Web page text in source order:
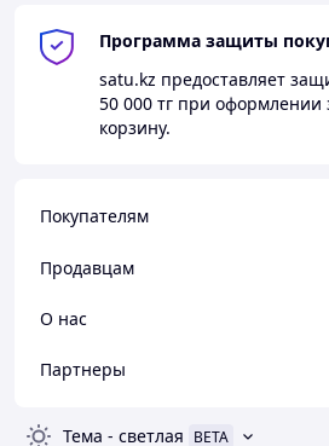
Программа защиты
satu.kz предоставляет
50 000 тг при оформлении
корзину.
Покупателям
Продавцам
О нас
Партнеры
Тема - светлая BETA